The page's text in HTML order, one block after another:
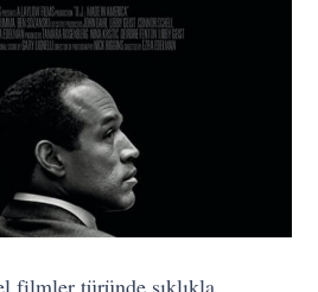
filmler türünde sıklıkla